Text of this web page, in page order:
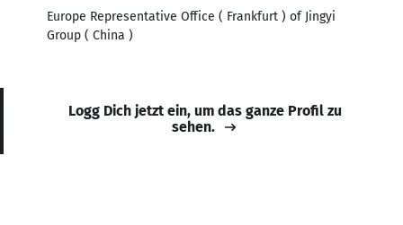
Europe Representative Office ( Frankfurt ) of Jingyi
Group ( China )
Logg Dich jetzt ein, um das ganze Profil zu
sehen.